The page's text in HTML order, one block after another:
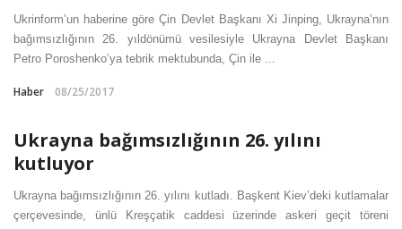
Ukrinform’un haberine göre Çin Devlet Başkanı Xi Jinping, Ukrayna’nın
bağımsızlığının 26. yıldönümü vesilesiyle Ukrayna Devlet Başkanı
Petro Poroshenko’ya tebrik mektubunda, Çin ile ...
Haber 08/25/2017
Ukrayna bağımsızlığının 26. yılını
kutluyor
Ukrayna bağımsızlığının 26. yılını kutladı. Başkent Kiev’deki kutlamalar
çerçevesinde, ünlü Kreşçatik caddesi üzerinde askeri geçit töreni